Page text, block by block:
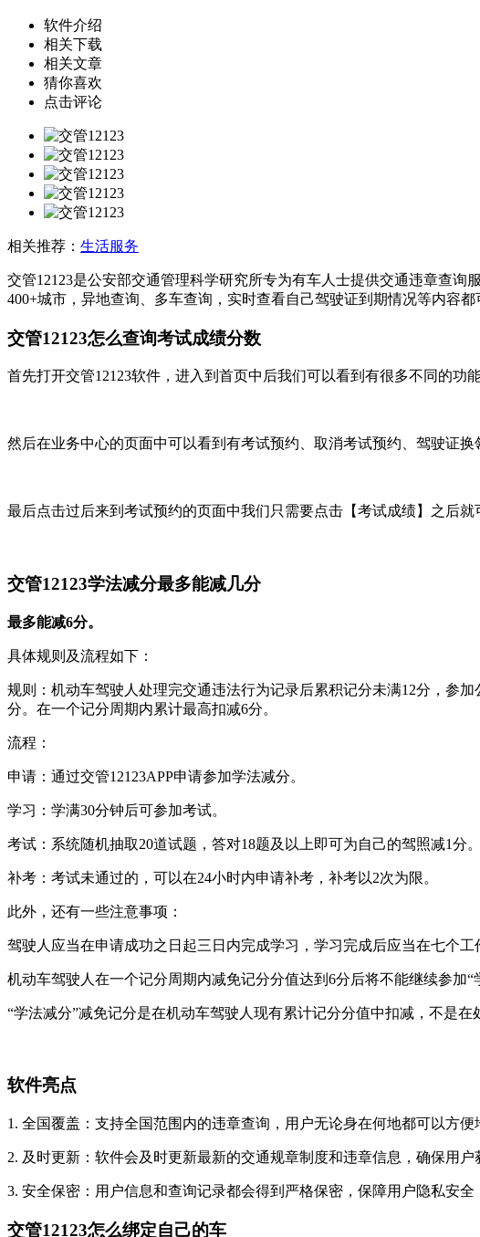
软件介绍
相关下载
相关文章
猜你喜欢
点击评论
相关推荐： 生活服务
交管12123是公安部交通管理科学研究所专为有车人士提供交通违章查
400+城市，异地查询、多车查询，实时查看自己驾驶证到期情况等内容都
交管12123怎么查询考试成绩分数
首先打开交管12123软件，进入到首页中后我们可以看到有很多不同的功
然后在业务中心的页面中可以看到有考试预约、取消考试预约、驾驶证
最后点击过后来到考试预约的页面中我们只需要点击【考试成绩】之后就
交管12123学法减分最多能减几分
最多能减6分‌。
具体规则及流程如下：
规则‌：机动车驾驶人处理完交通违法行为记录后累积记分未满12分，参
分。在一个记分周期内累计最高扣减6分。
‌流程‌：
‌申请‌：通过交管12123APP申请参加学法减分。
‌学习‌：学满30分钟后可参加考试。
‌考试‌：系统随机抽取20道试题，答对18题及以上即可为自己的驾照减1分。
‌补考‌：考试未通过的，可以在24小时内申请补考，补考以2次为限。
此外，还有一些注意事项：
驾驶人应当在申请成功之日起三日内完成学习，学习完成后应当在七个工
机动车驾驶人在一个记分周期内减免记分分值达到6分后将不能继续参加“
“学法减分”减免记分是在机动车驾驶人现有累计记分分值中扣减，不是
软件亮点
1. 全国覆盖：支持全国范围内的违章查询，用户无论身在何地都可以方便
2. 及时更新：软件会及时更新最新的交通规章制度和违章信息，确保用户
3. 安全保密：用户信息和查询记录都会得到严格保密，保障用户隐私安全
交管12123怎么绑定自己的车